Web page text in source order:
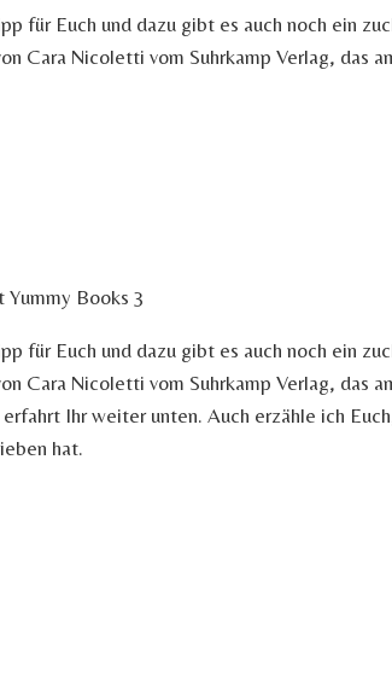
für Euch und dazu gibt es auch noch ein
Cara Nicoletti vom Suhrkamp Verlag, das
für Euch und dazu gibt es auch noch ein
Cara Nicoletti vom Suhrkamp Verlag, das
Ihr weiter unten. Auch erzähle ich
hat.